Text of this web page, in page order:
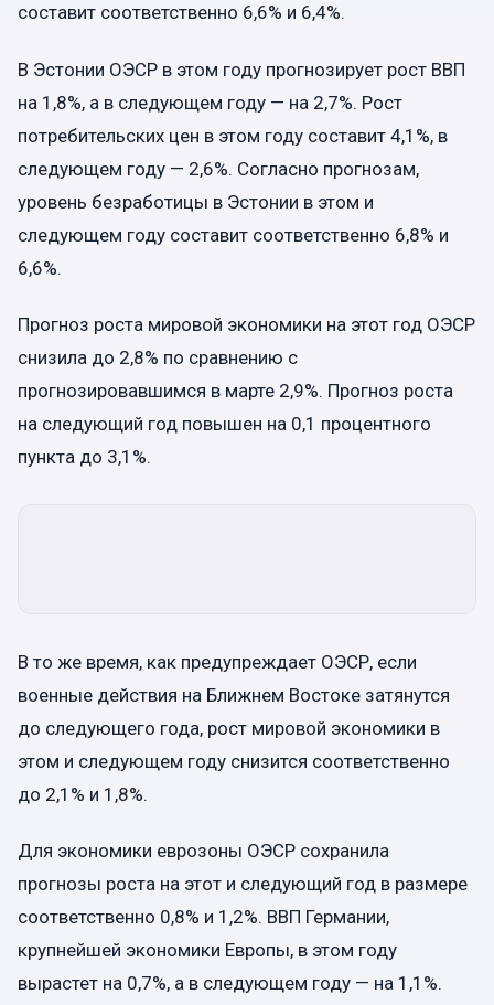
составит соответственно 6,6% и 6,4%.
В Эстонии ОЭСР в этом году прогнозирует рост ВВП
на 1,8%, а в следующем году — на 2,7%. Рост
потребительских цен в этом году составит 4,1%, в
следующем году — 2,6%. Согласно прогнозам,
уровень безработицы в Эстонии в этом и
следующем году составит соответственно 6,8% и
6,6%.
Прогноз роста мировой экономики на этот год ОЭСР
снизила до 2,8% по сравнению с
прогнозировавшимся в марте 2,9%. Прогноз роста
на следующий год повышен на 0,1 процентного
пункта до 3,1%.
В то же время, как предупреждает ОЭСР, если
военные действия на Ближнем Востоке затянутся
до следующего года, рост мировой экономики в
этом и следующем году снизится соответственно
до 2,1% и 1,8%.
Для экономики еврозоны ОЭСР сохранила
прогнозы роста на этот и следующий год в размере
соответственно 0,8% и 1,2%. ВВП Германии,
крупнейшей экономики Европы, в этом году
вырастет на 0,7%, а в следующем году — на 1,1%.